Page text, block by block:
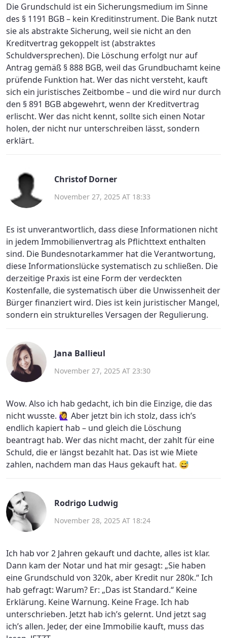
Die Grundschuld ist ein Sicherungsmedium im Sinne
des § 1191 BGB – kein Kreditinstrument. Die Bank nutzt
sie als abstrakte Sicherung, weil sie nicht an den
Kreditvertrag gekoppelt ist (abstraktes
Schuldversprechen). Die Löschung erfolgt nur auf
Antrag gemäß § 888 BGB, weil das Grundbuchamt keine
prüfende Funktion hat. Wer das nicht versteht, kauft
sich ein juristisches Zeitbombe – und die wird nur durch
den § 891 BGB abgewehrt, wenn der Kreditvertrag
erlischt. Wer das nicht kennt, sollte sich einen Notar
holen, der nicht nur unterschreiben lässt, sondern
erklärt.
Christof Dorner
November 27, 2025 AT 18:33
Es ist unverantwortlich, dass diese Informationen nicht
in jedem Immobilienvertrag als Pflichttext enthalten
sind. Die Bundesnotarkammer hat die Verantwortung,
diese Informationslücke systematisch zu schließen. Die
derzeitige Praxis ist eine Form der verdeckten
Kostenfalle, die systematisch über die Unwissenheit der
Bürger finanziert wird. Dies ist kein juristischer Mangel,
sondern ein strukturelles Versagen der Regulierung.
Jana Ballieul
November 27, 2025 AT 23:30
Wow. Also ich hab gedacht, ich bin die Einzige, die das
nicht wusste. 🙋‍♀️ Aber jetzt bin ich stolz, dass ich’s
endlich kapiert hab – und gleich die Löschung
beantragt hab. Wer das nicht macht, der zahlt für eine
Schuld, die er längst bezahlt hat. Das ist wie Miete
zahlen, nachdem man das Haus gekauft hat. 😅
Rodrigo Ludwig
November 28, 2025 AT 18:24
Ich hab vor 2 Jahren gekauft und dachte, alles ist klar.
Dann kam der Notar und hat mir gesagt: „Sie haben
eine Grundschuld von 320k, aber Kredit nur 280k.“ Ich
hab gefragt: Warum? Er: „Das ist Standard.“ Keine
Erklärung. Keine Warnung. Keine Frage. Ich hab
unterschrieben. Jetzt hab ich’s gelernt. Und jetzt sag
ich’s allen. Jeder, der eine Immobilie kauft, muss das